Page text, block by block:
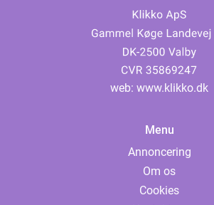
web: www.klikko.dk
Menu
Annoncering
Om os
Cookies